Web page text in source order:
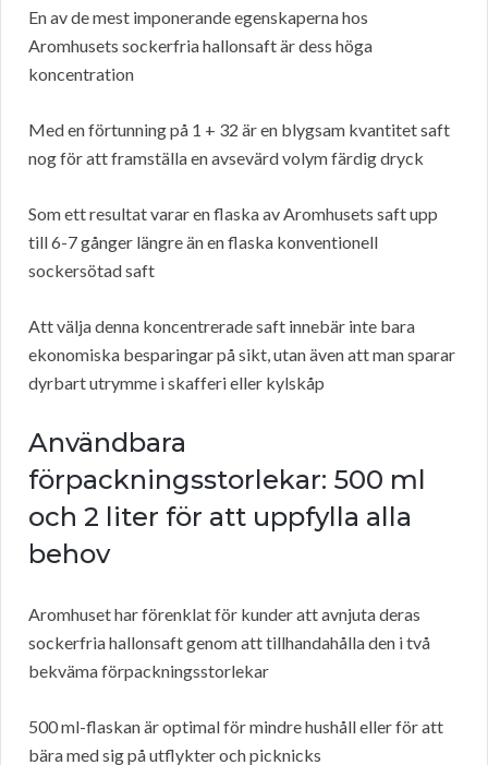
En av de mest imponerande egenskaperna hos
Aromhusets sockerfria hallonsaft är dess höga
koncentration
Med en förtunning på 1 + 32 är en blygsam kvantitet saft
nog för att framställa en avsevärd volym färdig dryck
Som ett resultat varar en flaska av Aromhusets saft upp
till 6-7 gånger längre än en flaska konventionell
sockersötad saft
Att välja denna koncentrerade saft innebär inte bara
ekonomiska besparingar på sikt, utan även att man sparar
dyrbart utrymme i skafferi eller kylskåp
Användbara
förpackningsstorlekar: 500 ml
och 2 liter för att uppfylla alla
behov
Aromhuset har förenklat för kunder att avnjuta deras
sockerfria hallonsaft genom att tillhandahålla den i två
bekväma förpackningsstorlekar
500 ml-flaskan är optimal för mindre hushåll eller för att
bära med sig på utflykter och picknicks